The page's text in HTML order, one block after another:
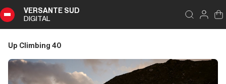
VERSANTE SUD
DIGITAL
Indice
Climbing
40
DIGITAL
Up Climbing 40